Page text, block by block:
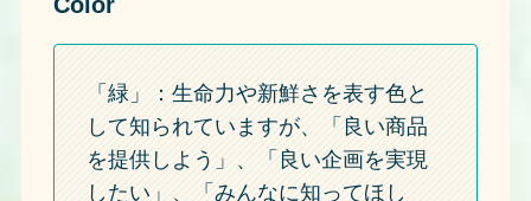
「緑」：生命力や新鮮さを表す色と
して知られていますが、「良い商品
を提供しよう」、「良い企画を実現
したい」、「みんなに知ってほし